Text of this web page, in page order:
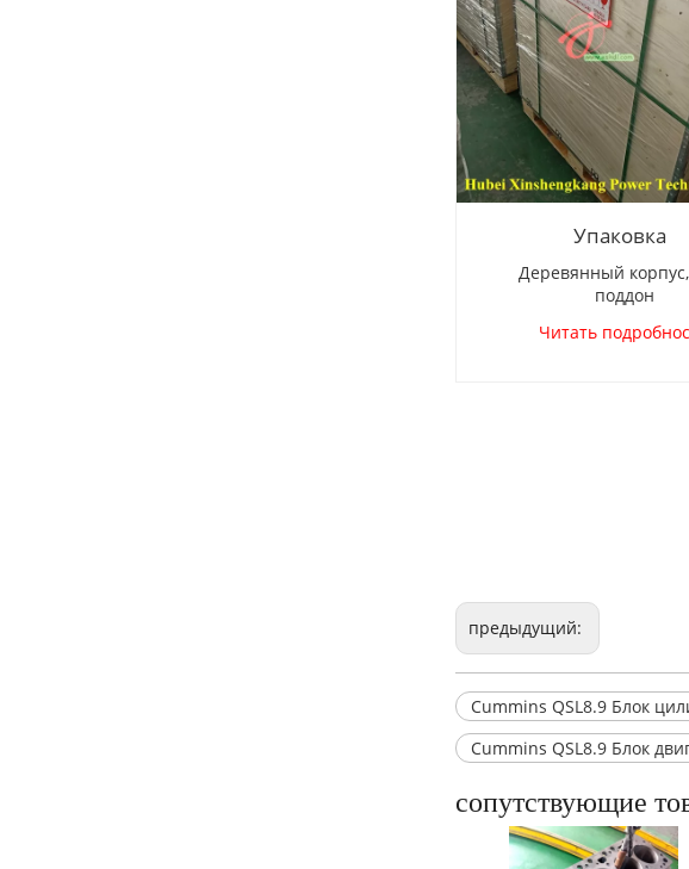
Упаковка
Деревянный корпус,
поддон
Читать
предыдущий:
Cummins QSL8.9 Блок
Cummins QSL8.9 Блок
сопутствующие